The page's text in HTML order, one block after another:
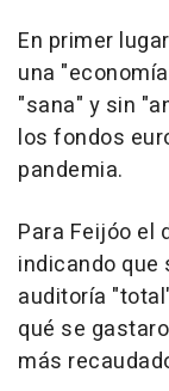
En primer
una
"sana" y sin
los fondos
pandemia.
Para Feijóo el
indicando que
auditoría
qué se
más